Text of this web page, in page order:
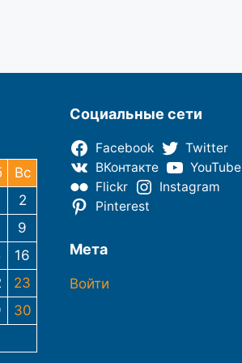
Вс
2
9
16
23
30
Социальные сети
Facebook
Twitter
ВКонтакте
YouTube
Flickr
Instagram
Pinterest
Мета
Войти